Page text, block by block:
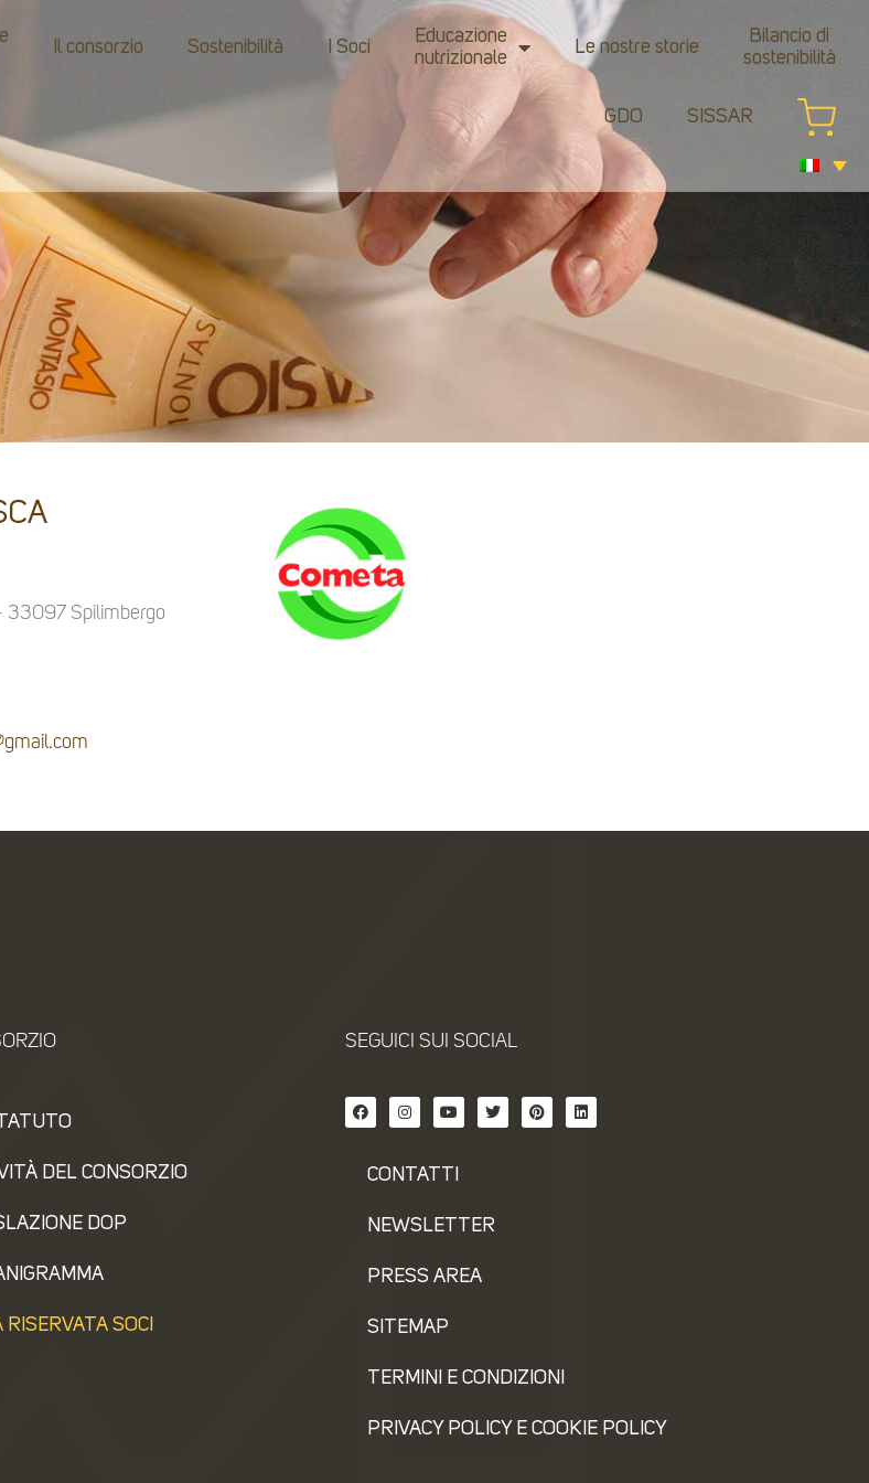
Il consorzio Sostenibilità I Soci
Educazione
nutrizionale
Le nostre storie
Bilancio di
sostenibilità
GDO SISSAR
33097 Spilimbergo
DEL CONSORZIO
DOP
RISERVATA SOCI
SEGUICI SUI SOCIAL
CONTATTI
NEWSLETTER
PRESS AREA
SITEMAP
TERMINI E CONDIZIONI
PRIVACY POLICY E COOKIE POLICY